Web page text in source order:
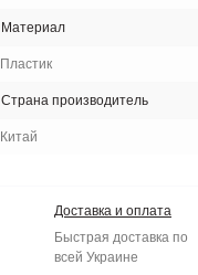
Материал
Пластик
Страна производитель
Китай
Доставка и оплата
Быстрая доставка по
всей Украине